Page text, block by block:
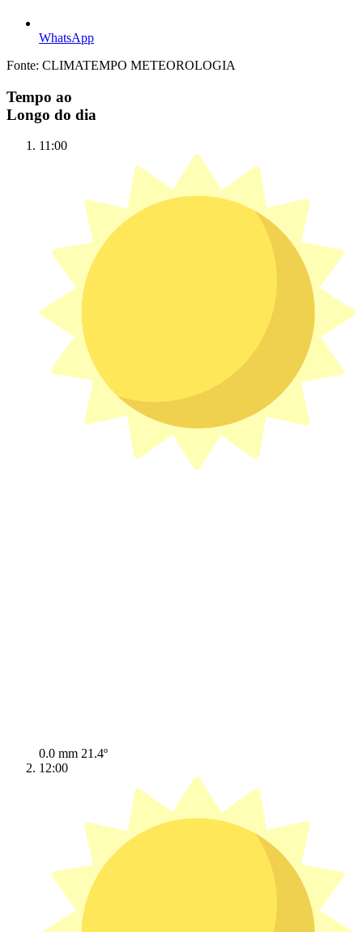
WhatsApp
Fonte: CLIMATEMPO METEOROLOGIA
Tempo ao
Longo do dia
11:00
0.0 mm 21.4º
12:00